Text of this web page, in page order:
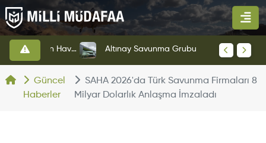
Güncel
Haberler
SAHA 2026'da Türk Savunma Firmaları 8
Milyar Dolarlık Anlaşma İmzaladı